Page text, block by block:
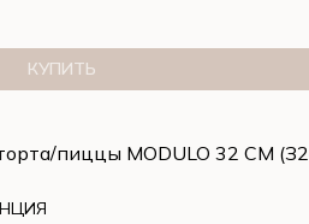
КУПИТЬ
пиццы MODULO 32 СМ